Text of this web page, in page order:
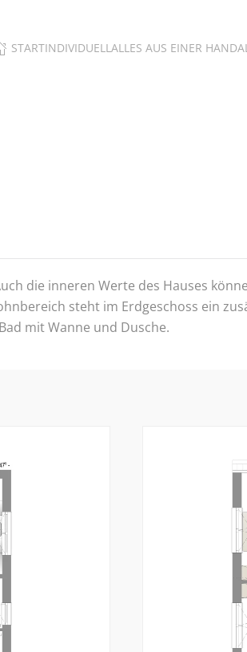
STARTINDIVIDUELLALLES AUS EINER HAND
die inneren Werte des Hauses
steht im Erdgeschoss ein
mit Wanne und Dusche.